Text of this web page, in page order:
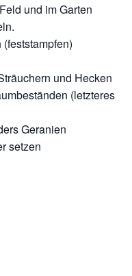
und im Garten
und Hecken
(letzteres
Geranien
setzen